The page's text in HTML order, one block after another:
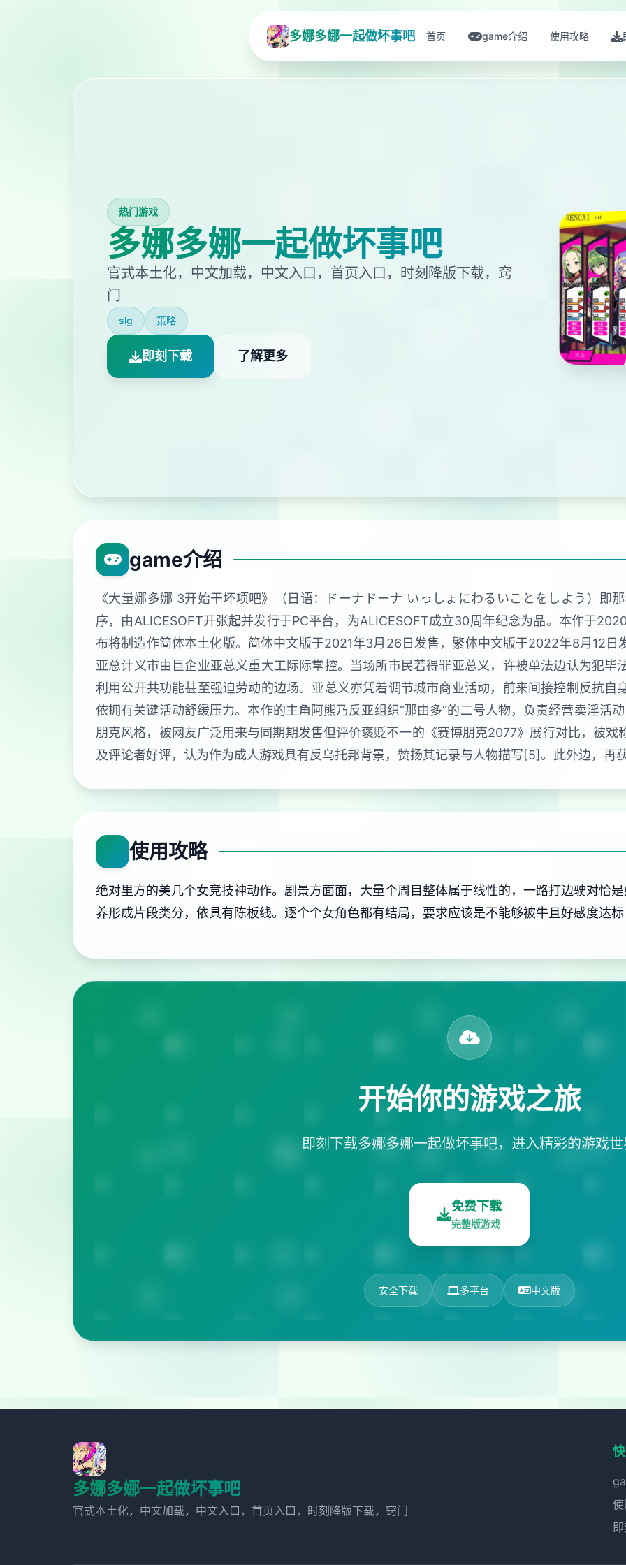
多娜多娜一起做坏事吧 首页 game介绍 使用攻略
热门游戏
多娜多娜一起做坏事吧
官式本土化，中文加载，中文入口，首页入口，时刻降版下载，窍
门
slg 策略
即刻下载 了解更多
game介绍
《大量娜多娜 3开始干坏项吧》（日语：ドーナドーナ いっしょにわるいことをしよう）即
序，由ALICESOFT开张起并发行于PC平台，为ALICESOFT成立30周年纪念为品。本作于
布将制造作简体本土化版。简体中文版于2021年3月26日发售，繁体中文版于2022年8月12
亚总计义市由巨企业亚总义重大工际际掌控。当场所市民若得罪亚总义，许被单法边认为犯毕
利用公开共功能甚至强迫劳动的边场。亚总义亦凭着调节城市商业活动，前来间接控制反抗自
依拥有关键活动舒缓压力。本作的主角阿熊乃反亚组织“那由多”的二号人物，负责经营卖淫活
朋克风格，被网友广泛用来与同期期发售但评价褒贬不一的《赛博朋克2077》展行对比，被戏
及评论者好评，认为作为成人游戏具有反乌托邦背景，赞扬其记录与人物描写[5]。此外边，再
使用攻略
绝对里方的美几个女竞技神动作。剧景方面面，大量个周目整体属于线性的，一路打边驶对恰
养形成片段类分，依具有陈板线。逐个个女角色都有结局，要求应该是不能够被牛且好感度达标
开始你的游戏之旅
即刻下载多娜多娜一起做坏事吧，进入精彩的游戏
免费下载
完整版游戏
安全下载 多平台 中文版
多娜多娜一起做坏事吧
官式本土化，中文加载，中文入口，首页入口，时刻降版下载，窍门